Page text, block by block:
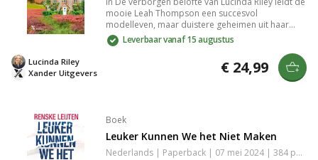
mooie Leah Thompson een succesvol
modelleven, maar duistere geheimen uit haar
verleden en een mysterie verbonden aan een
Poolse familie in de Tweede Wereldoorlog
dreigen haar geluk te verstoren. Een meeslepend
verhaal vol diepgang en emotie in Yorkshire en
Leverbaar vanaf 15 augustus
Xander Uitgevers
Lucinda Riley € 24,99
Boek
Leuker Kunnen We het Niet Maken
Nederlands | Paperback | 07 mei 2024 | 384 pagina's | 9789401620734